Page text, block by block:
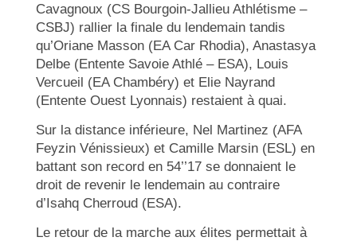
Cavagnoux (CS Bourgoin-Jallieu Athlétisme –
CSBJ) rallier la finale du lendemain tandis
qu’Oriane Masson (EA Car Rhodia), Anastasya
Delbe (Entente Savoie Athlé – ESA), Louis
Vercueil (EA Chambéry) et Elie Nayrand
(Entente Ouest Lyonnais) restaient à quai.
Sur la distance inférieure, Nel Martinez (AFA
Feyzin Vénissieux) et Camille Marsin (ESL) en
battant son record en 54’’17 se donnaient le
droit de revenir le lendemain au contraire
d’Isahq Cherroud (ESA).
Le retour de la marche aux élites permettait à